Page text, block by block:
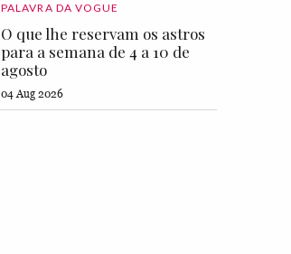
PALAVRA DA VOGUE
O que lhe reservam os astros
para a semana de 4 a 10 de
agosto
04 Aug 2026